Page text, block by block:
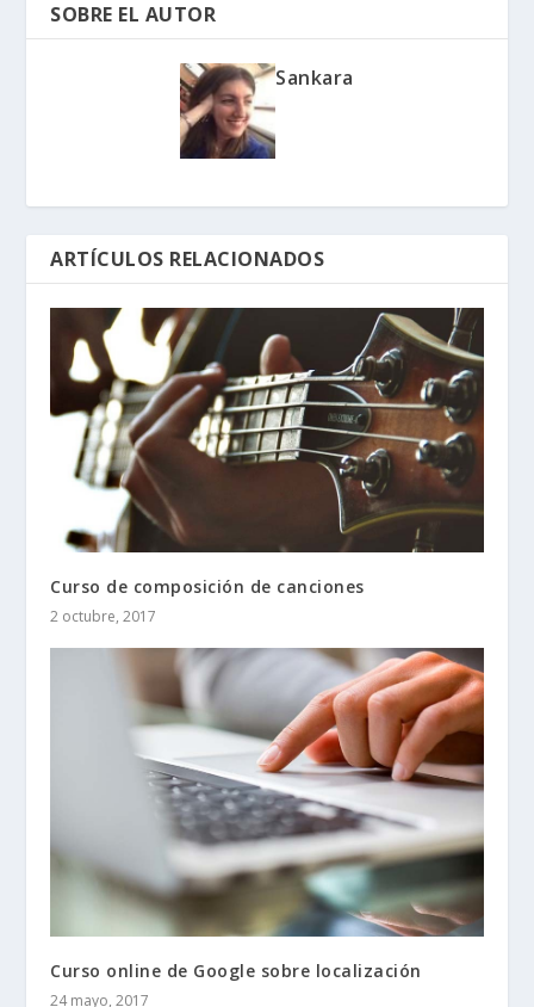
SOBRE EL AUTOR
Sankara
ARTÍCULOS RELACIONADOS
Curso de composición de canciones
2 octubre, 2017
Curso online de Google sobre localización
24 mayo, 2017